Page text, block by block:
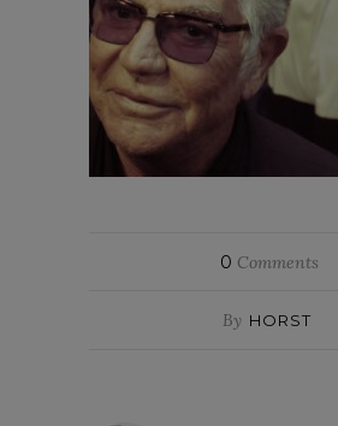
0 Comments
By HORST